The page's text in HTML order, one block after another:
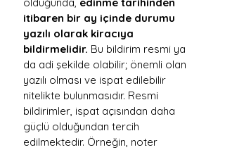
olduğunda, edinme tarihinden
itibaren bir ay içinde durumu
yazılı olarak kiracıya
bildirmelidir. Bu bildirim resmi ya
da adi şekilde olabilir; önemli olan
yazılı olması ve ispat edilebilir
nitelikte bulunmasıdır. Resmi
bildirimler, ispat açısından daha
güçlü olduğundan tercih
edilmektedir. Örneğin, noter